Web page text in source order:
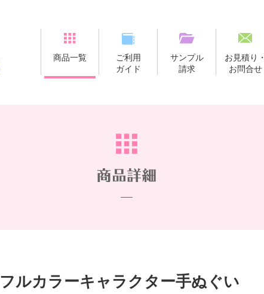
商品一覧
ご利用
ガイド
サンプル
請求
お見積り・
お問合せ
フルカラーキャラクター手ぬぐい